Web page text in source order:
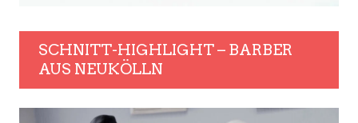
SCHNITT-HIGHLIGHT – BARBER
AUS NEUKÖLLN